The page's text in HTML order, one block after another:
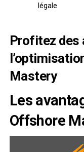
légale
Profitez des
Mastery
Les
Offshore